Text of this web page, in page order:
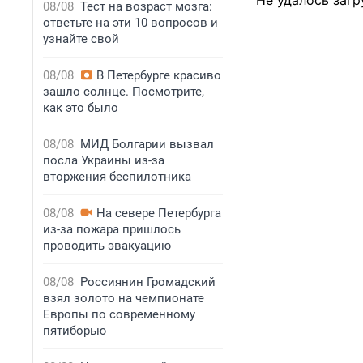
08/08 Тест на возраст мозга:
ответьте на эти 10 вопросов и
узнайте свой
08/08
В Петербурге красиво
зашло солнце. Посмотрите,
как это было
08/08 МИД Болгарии вызвал
посла Украины из-за
вторжения беспилотника
08/08
На севере Петербурга
из-за пожара пришлось
проводить эвакуацию
08/08 Россиянин Громадский
взял золото на чемпионате
Европы по современному
пятиборью